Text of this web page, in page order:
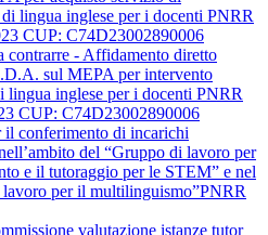
lingua inglese per i docenti PNRR
CUP: C74D23002890006
contrarre - Affidamento diretto
sul MEPA per intervento
lingua inglese per i docenti PNRR
CUP: C74D23002890006
il conferimento di incarichi
del “Gruppo di lavoro per
e il tutoraggio per le STEM” e nel
per il multilinguismo”PNRR
valutazione istanze tutor